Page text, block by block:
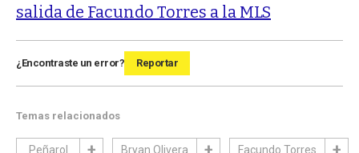
salida de Facundo Torres a la MLS
¿Encontraste un error? Reportar
Temas relacionados
Peñarol Bryan Olivera Facundo Torres